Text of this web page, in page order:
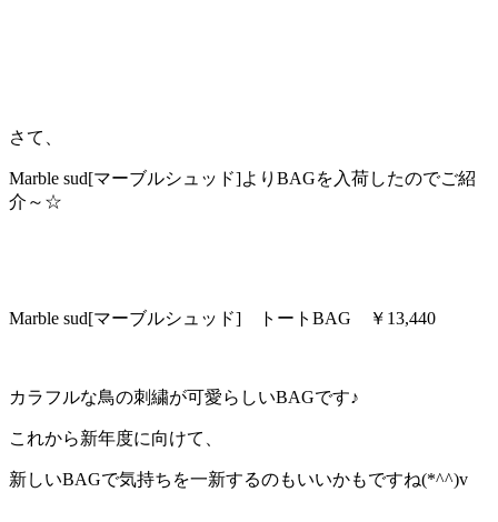
さて、
Marble sud[マーブルシュッド]よりBAGを入荷したのでご紹
介～☆
Marble sud[マーブルシュッド] トートBAG ￥13,440
カラフルな鳥の刺繍が可愛らしいBAGです♪
これから新年度に向けて、
新しいBAGで気持ちを一新するのもいいかもですね(*^^)v